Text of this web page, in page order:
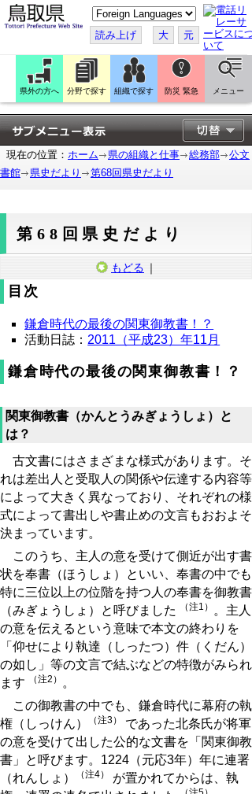
こ
の
ペ
ー
ジ
翻
訳
す
る
読み上げ 大 元
県外の方へ 分野で探す 組織で探す 防災 緊急 メニュー
現在の位置： ホーム 県の組織と仕事 総務部
公文
書館
県史だより 第68回県史だより
第68回県史だより
もどる ｜
目次
鎌倉時代の最後の関東御教書！？
活動日誌： 2011（平成23）年11月
鎌倉時代の最後の関東御教書！？
関東御教書（かんとうみぎょうしょ）と
は？
古文書にはさまざまな様式があります。そ
れは差出人と受取人の関係や伝達する内容等
によって大きく異なっており、それぞれの様
式によって書出しや書止めの文言もおおよそ
決まっています。
このうち、主人の意を受けて側近が出す書
状を奉書（ほうしょ）といい、奉書の中でも
特に三位以上の位階を持つ人の奉書を御教書
（みぎょうしょ）と呼びました
（注1）
。主人
の意を伝えるという意味で本文の終わりを
「仰せにより執達（しったつ）件（くだん）
の如し」等の文言で結ぶなどの特徴がみられ
ます
（注2）
。
この御教書の中でも、鎌倉時代に幕府の執
権（しっけん）
（注3）
であった北条氏が将軍
の意を受けて出した公的な文書を「関東御教
書」と呼びます。1224（元応3年）年に連署
（れんしょ）
（注4）
が置かれてからは、執